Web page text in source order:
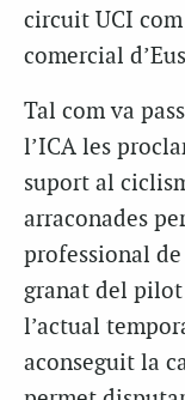
circuit UCI
comercial
Tal com va
l’ICA les
suport al
arraconades
professional
granat del
l’actual
aconseguit la